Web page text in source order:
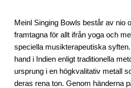
Meinl Singing Bowls består av nio
framtagna för allt ifrån yoga och
speciella musikterapeutiska
hand i Indien enligt traditionella
ursprung i en högkvalitativ metall
deras rena ton. Genom händerna